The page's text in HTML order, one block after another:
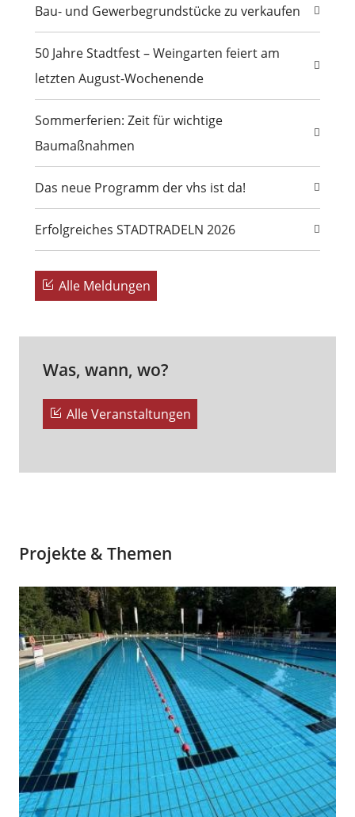
Bau- und Gewerbegrundstücke zu verkaufen
50 Jahre Stadtfest – Weingarten feiert am
letzten August-Wochenende
Sommerferien: Zeit für wichtige
Baumaßnahmen
Das neue Programm der vhs ist da!
Erfolgreiches STADTRADELN 2026
Alle Meldungen
Was, wann, wo?
Alle Veranstaltungen
Projekte & Themen